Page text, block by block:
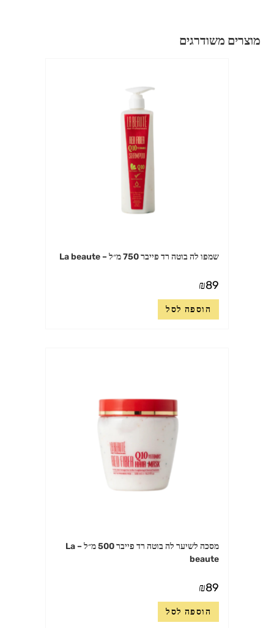
מוצרים משודרגים
שמפו לה בוטה רד פייבר 750 מ״ל – La beaute
₪89
הוספה לסל
מסכה לשיער לה בוטה רד פייבר 500 מ״ל – La
beaute
₪89
הוספה לסל